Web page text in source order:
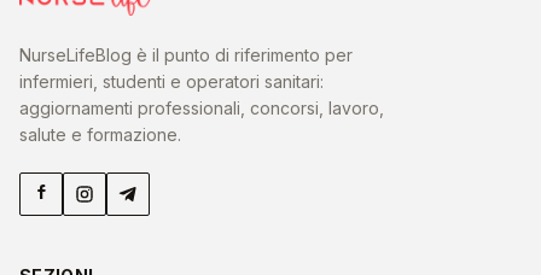
NurseLifeBlog è il punto di riferimento per
infermieri, studenti e operatori sanitari:
aggiornamenti professionali, concorsi, lavoro,
salute e formazione.